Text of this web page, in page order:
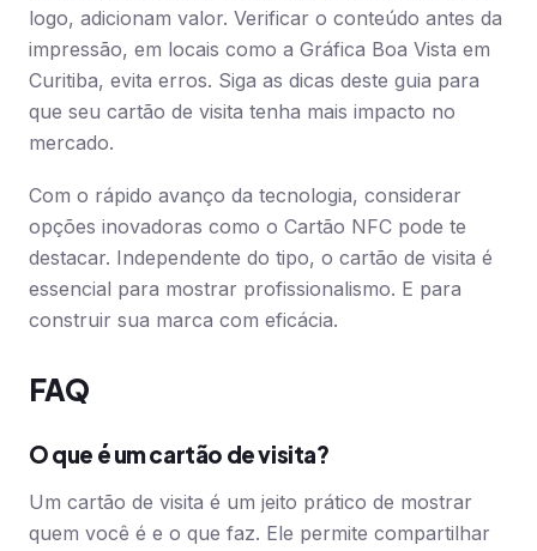
logo, adicionam valor. Verificar o conteúdo antes da
impressão, em locais como a Gráfica Boa Vista em
Curitiba, evita erros. Siga as dicas deste guia para
que seu cartão de visita tenha mais impacto no
mercado.
Com o rápido avanço da tecnologia, considerar
opções inovadoras como o Cartão NFC pode te
destacar. Independente do tipo, o cartão de visita é
essencial para mostrar profissionalismo. E para
construir sua marca com eficácia.
FAQ
O que é um cartão de visita?
Um cartão de visita é um jeito prático de mostrar
quem você é e o que faz. Ele permite compartilhar